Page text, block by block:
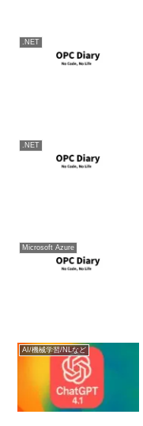
.NET
.NET
Microsoft Azure
AI/機械学習/NLなど